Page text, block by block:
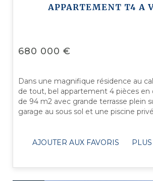
APPARTEMENT T4 A
680 000 €
Dans une magnifique résidence au
de tout, bel appartement 4 pièces en
de 94 m2 avec grande terrasse plein
garage au sous sol et une piscine
AJOUTER AUX FAVORIS